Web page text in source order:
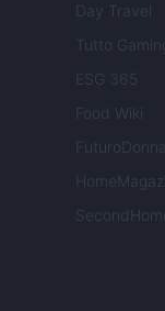
Day Travel
Tutto
ESG 365
Food Wiki
FuturoDonna